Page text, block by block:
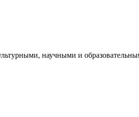
научными и